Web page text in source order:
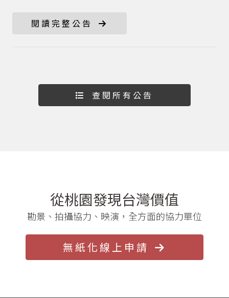
閱讀完整公告
查閱所有公告
從桃園發現台灣價值
勘景、拍攝協力、映演，全方面的協力單位
無紙化線上申請